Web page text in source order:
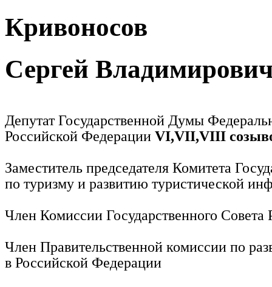
Кривоносов
Сергей
Депутат Государственной Думы
Российской Федерации VI,VII,VIII
Заместитель председателя Комитета
по туризму и развитию туристической
Член Комиссии Государственного
Член Правительственной комиссии по
в Российской Федерации